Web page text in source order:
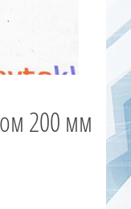
200 мм